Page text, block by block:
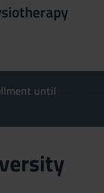
until